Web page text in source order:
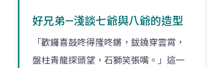
好兄弟—淺談七爺與八爺的造型
「歡鑼喜鼓咚得隆咚鏘，鈸鐃穿雲霄，
盤柱青龍探頭望，石獅笑張嘴。」這一